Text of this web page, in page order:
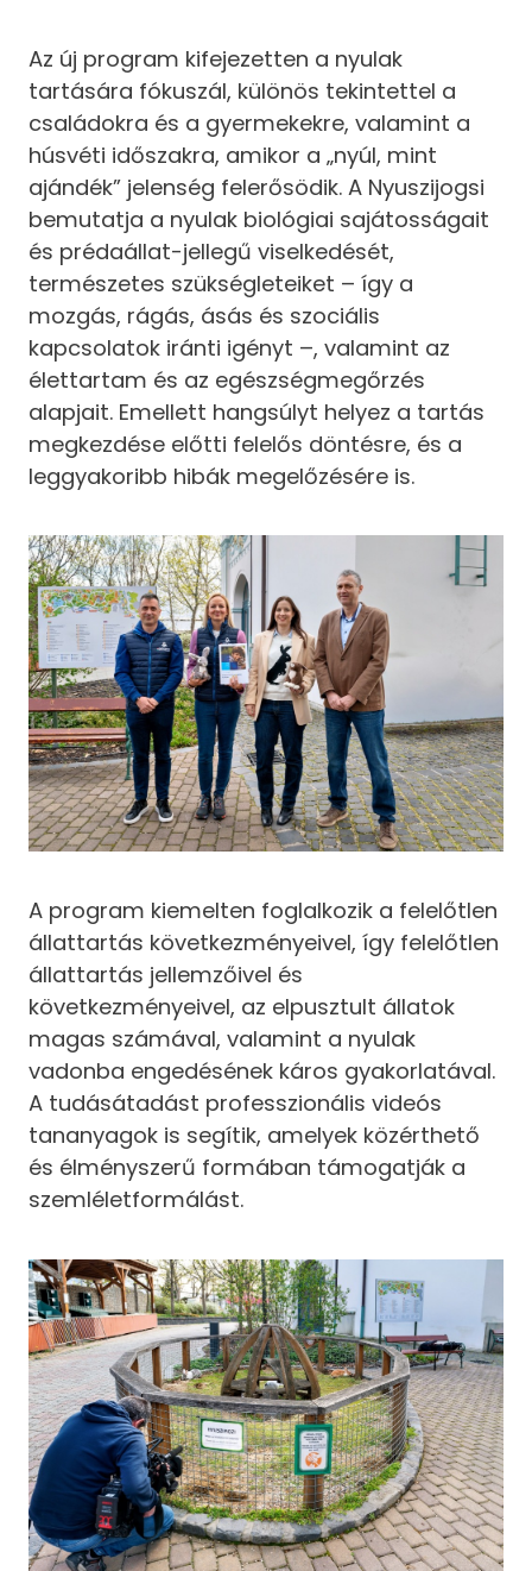
Az új program kifejezetten a nyulak
tartására fókuszál, különös tekintettel a
családokra és a gyermekekre, valamint a
húsvéti időszakra, amikor a „nyúl, mint
ajándék” jelenség felerősödik. A Nyuszijogsi
bemutatja a nyulak biológiai sajátosságait
és prédaállat-jellegű viselkedését,
természetes szükségleteiket – így a
mozgás, rágás, ásás és szociális
kapcsolatok iránti igényt –, valamint az
élettartam és az egészségmegőrzés
alapjait. Emellett hangsúlyt helyez a tartás
megkezdése előtti felelős döntésre, és a
leggyakoribb hibák megelőzésére is.
A program kiemelten foglalkozik a felelőtlen
állattartás következményeivel, így felelőtlen
állattartás jellemzőivel és
következményeivel, az elpusztult állatok
magas számával, valamint a nyulak
vadonba engedésének káros gyakorlatával.
A tudásátadást professzionális videós
tananyagok is segítik, amelyek közérthető
és élményszerű formában támogatják a
szemléletformálást.